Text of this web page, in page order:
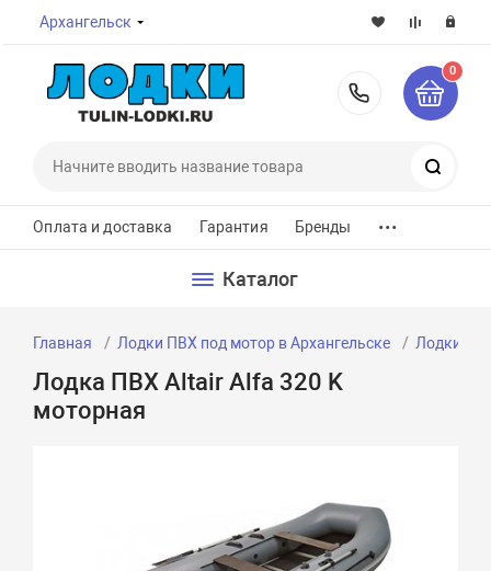
Архангельск
8-800-
0
Оплата и доставка Гарантия Бренды ...
Каталог
Главная Лодки ПВХ под мотор в Архангельске Лодки
Лодка ПВХ Altair Alfa 320 K
моторная